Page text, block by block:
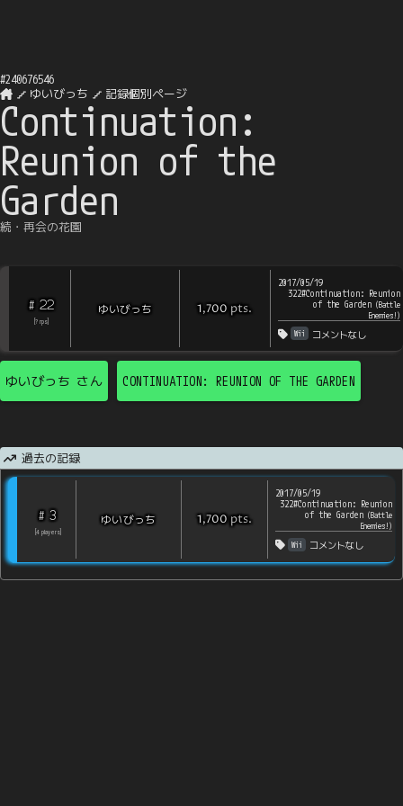
#240676546
ゆいびっち
記録個別ページ
Continuation:
Reunion of the
Garden
続・再会の花園
# 22
? rps]
ゆいびっち 1,700 pts.
2017/05/19
322#Continuation: Reunion
of the Garden(Battle
Enemies!)
Wii
コメントなし
ゆいびっち さん CONTINUATION: REUNION OF THE GARDEN
過去の記録
# 3
4 players
ゆいびっち 1,700 pts.
2017/05/19
322#Continuation: Reunion
of the Garden (Battle
Enemies!)
Wii
コメントなし